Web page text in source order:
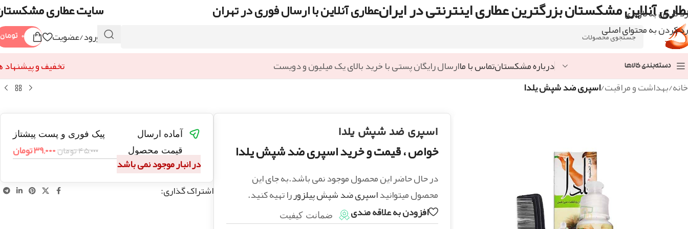
رد کردن به ناوبری
رد کردن به محتوای اصلی
آنلاین مشکستان بزرگترین عطاری اینترنتی در ایرانعطاری آنلاین با ارسال فوری در تهران سایت عطاری
ورود/عضویت ۰ تومان
دسته‌بندی کالاها درباره مشکستانتماس با ماارسال رایگان پستی با خرید بالای یک میلیون و دویست
تخفیف و پیشنهاد
خانه/بهداشت و مراقبت/اسپری ضد شپش یلدا
اسپری ضد شپش یلدا
خواص ، قیمت و خرید اسپری ضد شپش یلدا
در حال حاضر این محصول موجود نمی باشد.به جای این
محصول میتوانیداسپری ضد شپش پیلزوررا تهیه کنید.
افزودن به علاقه مندی
ضمانت کیفیت
آماده ارسال
پیک فوری و پست پیشتاز
قیمت محصول
۴۵,۰۰۰تومان۳۹,۰۰۰تومان
در انبار موجود نمی باشد
اشتراک گذاری: